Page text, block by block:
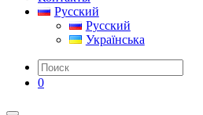
Русский
Русский
Українська
0